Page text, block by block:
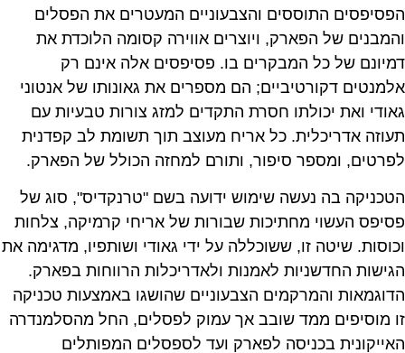
הפסיפסים התוססים והצבעוניים המעטרים את הפסלים
והמבנים של הפארק, ויוצרים אווירה קסומה הלוכדת את
דמיונם של כל המבקרים בו. פסיפסים אלה אינם רק
אלמנטים דקורטיביים; הם מספרים את גאונותו של אנטוני
גאודי ואת יכולתו חסרת התקדים למזג צורות טבעיות עם
תעוזה אדריכלית. כל אריח מעוצב תוך תשומת לב קפדנית
לפרטים, ומספר סיפור, ותורם למחזה הכולל של הפארק.
הטכניקה בה נעשה שימוש ידועה בשם "טרנקדיס", סוג של
פסיפס העשוי מחתיכות שבורות של אריחי קרמיקה, צלחות
וכוסות. שיטה זו, ששוכללה על ידי גאודי ושותפיו, מדגימה את
הגישות החדשניות לאמנות ולאדריכלות הרווחות בפארק.
הדוגמאות והמרקמים הצבעוניים שהושגו באמצעות טכניקה
זו מוסיפים ממד שובב אך עמוק לפסלים, החל מהסלמנדרה
האייקונית בכניסה לפארק ועד לספסלים המפותלים